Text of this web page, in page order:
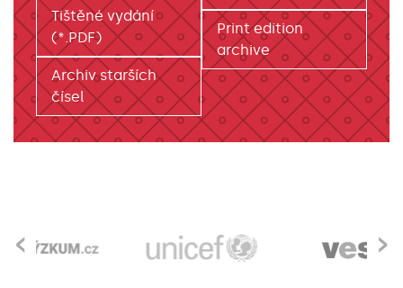
Tištěné vydání
(*.PDF)
Archiv starších
čísel
Print edition
archive
›
‹